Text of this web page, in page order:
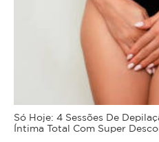
Só Hoje: 4 Sessões De
Íntima Total Com Super